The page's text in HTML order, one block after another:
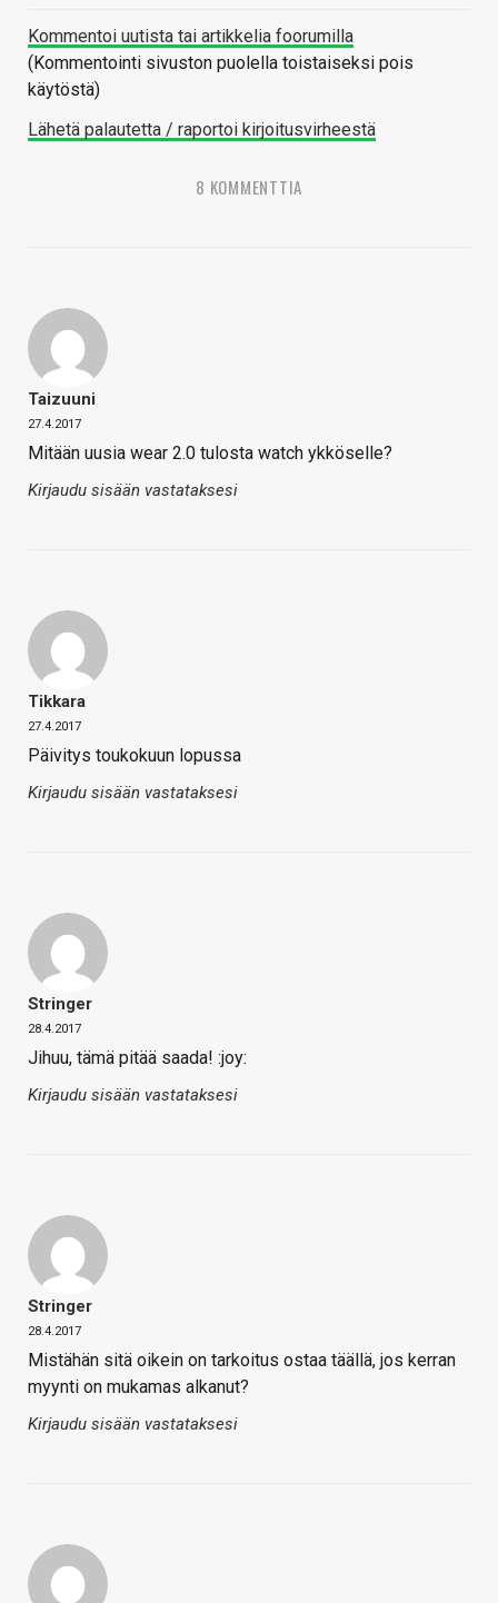
Kommentoi uutista tai artikkelia foorumilla
(Kommentointi sivuston puolella toistaiseksi pois
käytöstä)
Lähetä palautetta / raportoi kirjoitusvirheestä
8 KOMMENTTIA
Taizuuni
27.4.2017
Mitään uusia wear 2.0 tulosta watch ykköselle?
Kirjaudu sisään vastataksesi
Tikkara
27.4.2017
Päivitys toukokuun lopussa
Kirjaudu sisään vastataksesi
Stringer
28.4.2017
Jihuu, tämä pitää saada! :joy:
Kirjaudu sisään vastataksesi
Stringer
28.4.2017
Mistähän sitä oikein on tarkoitus ostaa täällä, jos kerran
myynti on mukamas alkanut?
Kirjaudu sisään vastataksesi